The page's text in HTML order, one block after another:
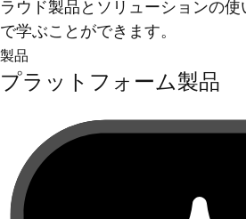
ラウド製品とソリューションの
で学ぶことができます。
製品
プラットフォーム製品